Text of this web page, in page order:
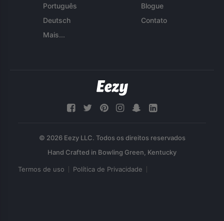
Português
Deutsch
Mais...
Blogue
Contato
© 2026 Eezy LLC. Todos os direitos reservados
Termos de uso Política de Privacidade